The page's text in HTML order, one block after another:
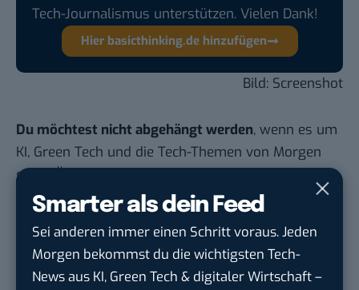
Smarter als dein Feed
Sei anderen immer einen Schritt voraus. Jeden
Morgen bekommst du die wichtigsten Tech-
News aus KI, Green Tech & digitaler Wirtschaft –
Tech-Journalismus unterstützen. Vielen Dank!
Hier basicthinking.de hinzufügen
Bild: Screenshot
Du möchtest nicht abgehängt werden, wenn es um
KI, Green Tech und die Tech-Themen von Morgen
geht? Über 12.000 smarte Leser bekommen jeden
Tag UPDATE, unser Tech-Briefing mit den
damit ihren Vorsprung.Hier kannst du dich
kostenlos anmelden.